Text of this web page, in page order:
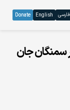
فارسی English
Donate
سمنگان جان